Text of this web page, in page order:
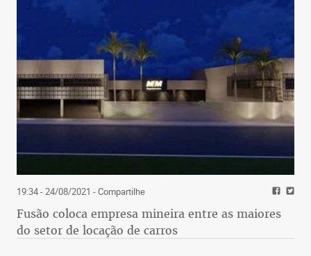
19:34 - 24/08/2021 - Compartilhe
Fusão coloca empresa mineira entre as maiores
do setor de locação de carros